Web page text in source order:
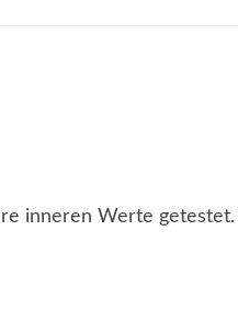
inneren Werte getestet.